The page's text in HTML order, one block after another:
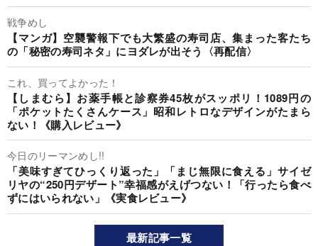
戦争めし
【マンガ】空襲警報下でも大繁盛の寿司店、集まった客たち
の「秘密の寿司ネタ」にヨダレが出そう〈再配信〉
これ、買ってよかった！
【しまむら】お薬手帳と診察券45枚がスッポリ！1089円の
「ポケットたくさんケース」昭和レトロなデザインがたまら
ない！《購入レビュー》
今日のリーマンめし!!
「美味すぎてひっくり返った」「まじ無限に食える」サイゼ
リヤの“250円デザート”幸福感がえげつない！「行ったら食べ
ずにはいられない」《実食レビュー》
最新記事一覧